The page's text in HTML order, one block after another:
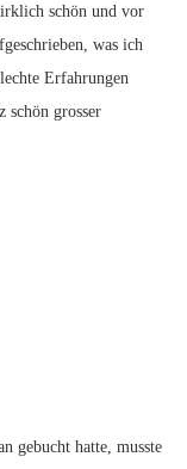
schön und vor
was ich
Erfahrungen
schön grosser
gebucht hatte, musste